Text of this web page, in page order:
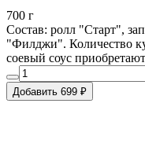
700 г
Состав: ролл "Старт",
"Филджи". Количество
соевый соус
Добавить 699 ₽